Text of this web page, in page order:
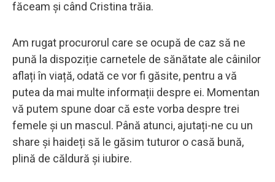
făceam și când Cristina trăia.
Am rugat procurorul care se ocupă de caz să ne
pună la dispoziție carnetele de sănătate ale câinilor
aflați în viață, odată ce vor fi găsite, pentru a vă
putea da mai multe informații despre ei. Momentan
vă putem spune doar că este vorba despre trei
femele și un mascul. Până atunci, ajutați-ne cu un
share și haideți să le găsim tuturor o casă bună,
plină de căldură și iubire.